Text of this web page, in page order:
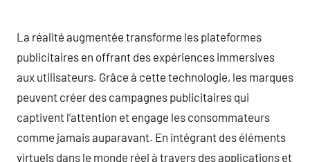
La réalité augmentée transforme les plateformes
publicitaires en offrant des expériences immersives
aux utilisateurs. Grâce à cette technologie, les marques
peuvent créer des campagnes publicitaires qui
captivent l’attention et engage les consommateurs
comme jamais auparavant. En intégrant des éléments
virtuels dans le monde réel à travers des applications et